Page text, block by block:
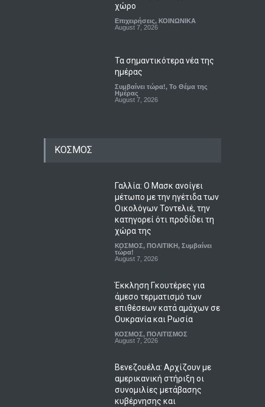
χώρο
Επιχειρήσεις, ΚΟΙΝΩΝΙΚΑ
August 7, 2026
Τα σημαντικότερα νέα της
ημέρας
Συμβαίνει τώρα!, Το Θέμα της
Ημέρας
August 7, 2026
ΚΟΣΜΟΣ
Γαλλία: Ο Μασκ ανοίγει
μέτωπο με την ηγέτιδα των
Οικολόγων Τοντελιέ, την
κατηγορεί ότι προδίδει τη
χώρα της
ΚΟΣΜΟΣ, ΠΟΛΙΤΙΚΗ, Συμβαίνει
τώρα!
August 7, 2026
Έκκληση Γκουτέρες για
άμεσο τερματισμό των
επιθέσεων κατά αμάχων σε
Ουκρανία και Ρωσία
ΚΟΣΜΟΣ, ΠΟΛΙΤΙΣΜΟΣ
August 7, 2026
Βενεζουέλα: Αρχίζουν με
αμερικανική στήριξη οι
συνομιλίες μετάβασης
κυβέρνησης και